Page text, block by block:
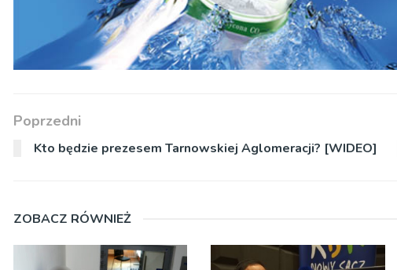
Poprzedni
Kto będzie prezesem Tarnowskiej Aglomeracji? [WIDEO]
ZOBACZ RÓWNIEŻ